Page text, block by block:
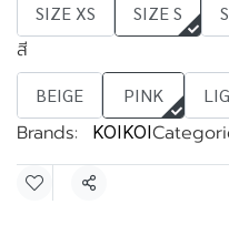
SIZE XS SIZE S
สี
BEIGE PINK
Brands: KOIKOI
Share